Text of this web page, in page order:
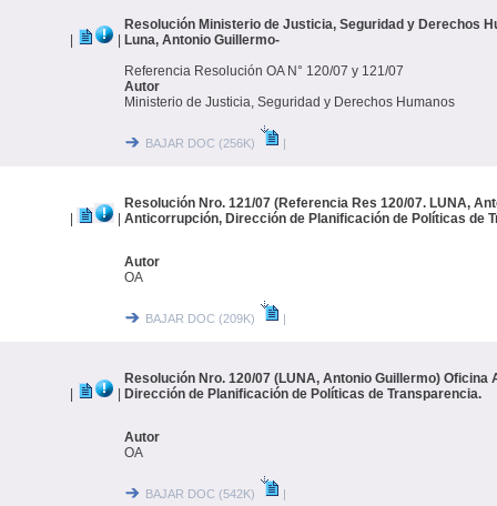
Resolución Ministerio de Justicia, Seguridad y Derechos
Luna, Antonio Guillermo-
Referencia Resolución OA N° 120/07 y 121/07
Autor
Ministerio de Justicia, Seguridad y Derechos Humanos
BAJAR DOC (256K) |
Resolución Nro. 121/07 (Referencia Res 120/07. LUNA,
Anticorrupción, Dirección de Planificación de Políticas de
Autor
OA
BAJAR DOC (209K) |
Resolución Nro. 120/07 (LUNA, Antonio Guillermo) Oficina
Dirección de Planificación de Políticas de Transparencia.
Autor
OA
BAJAR DOC (542K) |